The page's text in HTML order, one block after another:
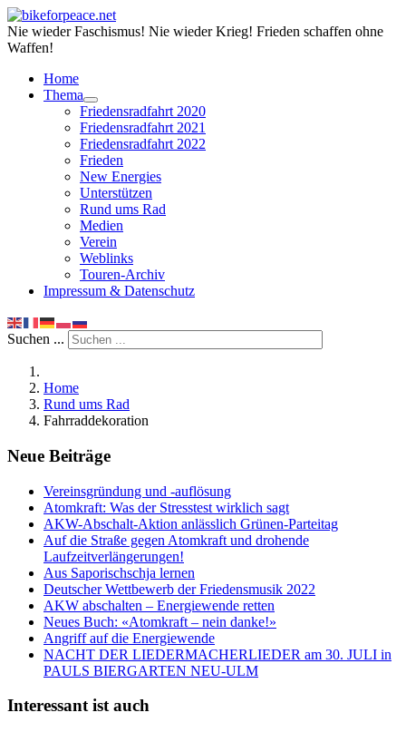
Nie wieder Faschismus! Nie wieder Krieg! Frieden schaffen ohne
Waffen!
Home
Thema
Friedensradfahrt 2020
Friedensradfahrt 2021
Friedensradfahrt 2022
Frieden
New Energies
Unterstützen
Rund ums Rad
Medien
Verein
Weblinks
Touren-Archiv
Impressum & Datenschutz
Suchen ...
Home
Rund ums Rad
Fahrraddekoration
Neue Beiträge
Vereinsgründung und -auflösung
Atomkraft: Was der Stresstest wirklich sagt
AKW-Abschalt-Aktion anlässlich Grünen-Parteitag
Auf die Straße gegen Atomkraft und drohende
Laufzeitverlängerungen!
Aus Saporischschja lernen
Deutscher Wettbewerb der Friedensmusik 2022
AKW abschalten – Energiewende retten
Neues Buch: «Atomkraft – nein danke!»
Angriff auf die Energiewende
NACHT DER LIEDERMACHERLIEDER am 30. JULI in
PAULS BIERGARTEN NEU-ULM
Interessant ist auch